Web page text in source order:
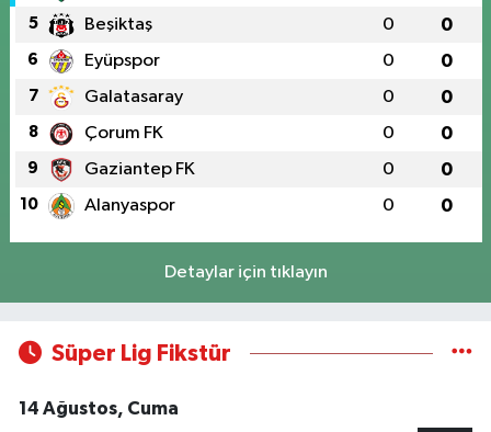
5 Beşiktaş 0 0
6 Eyüpspor 0 0
7 Galatasaray 0 0
8 Çorum FK 0 0
9 Gaziantep FK 0 0
10 Alanyaspor 0 0
Detaylar için tıklayın
Süper Lig Fikstür
14 Ağustos, Cuma